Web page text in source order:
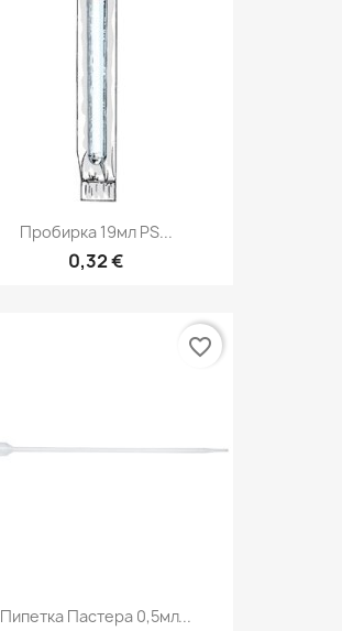
Пробирка 19мл PS...
0,32 €
Пипетка Пастера 0,5мл...
favorite_border